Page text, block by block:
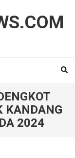
KANDANG
2024